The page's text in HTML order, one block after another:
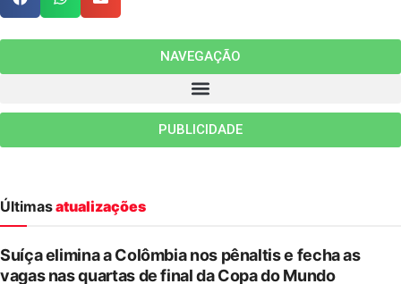
NAVEGAÇÃO
PUBLICIDADE
Últimasatualizações
Suíça elimina a Colômbia nos pênaltis e fecha as
vagas nas quartas de final da Copa do Mundo